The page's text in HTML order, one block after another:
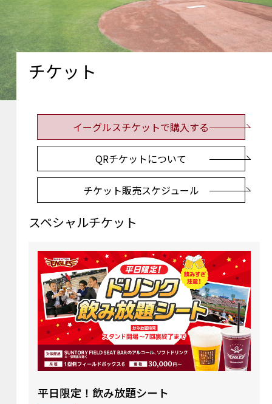
チケット
イーグルスチケットで購入する
QRチケットについて
チケット販売スケジュール
スペシャルチケット
平日限定！飲み放題シート